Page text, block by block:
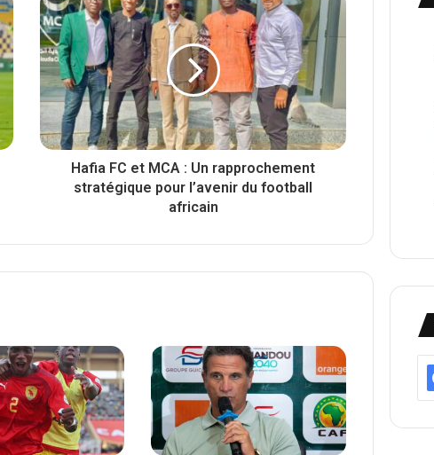
Hafia FC et MCA : Un rapprochement
stratégique pour l’avenir du football
africain